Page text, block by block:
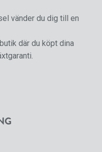
vänder du dig till en
där du köpt dina